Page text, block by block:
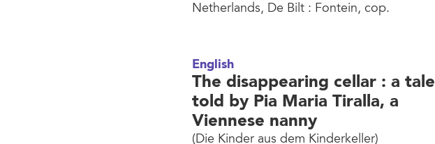
Netherlands, De Bilt : Fontein, cop.
English
The disappearing cellar : a tale
told by Pia Maria Tiralla, a
Viennese nanny
(Die Kinder aus dem Kinderkeller)